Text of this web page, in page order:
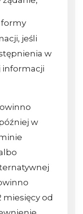
formy
jeśli
w
w
miesięcy od